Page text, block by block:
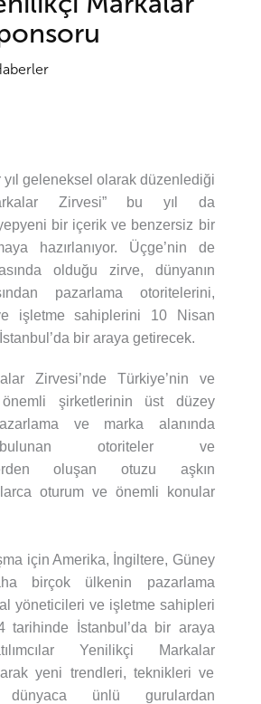
yıl geleneksel olarak düzenlediği
Zirvesi” bu yıl da
yepyeni bir içerik ve benzersiz bir
hazırlanıyor. Üçge’nin de
olduğu zirve, dünyanın
pazarlama otoritelerini,
işletme sahiplerini 10 Nisan
bir araya getirecek.
Zirvesi’nde Türkiye’nin ve
şirketlerinin üst düzey
ve marka alanında
otoriteler ve
oluşan otuzu aşkın
oturum ve önemli konular
için Amerika, İngiltere, Güney
birçok ülkenin pazarlama
yöneticileri ve işletme sahipleri
tarihinde İstanbul’da bir araya
Yenilikçi Markalar
yeni trendleri, teknikleri ve
dünyaca ünlü gurulardan